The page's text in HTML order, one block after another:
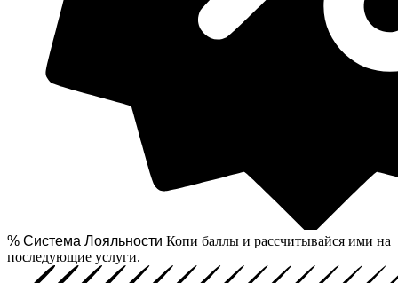
% Система Лояльности Копи баллы и рассчитывайся ими на
последующие услуги.